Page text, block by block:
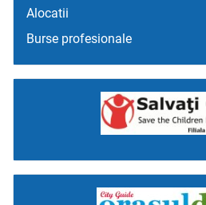
Alocatii
Burse profesionale